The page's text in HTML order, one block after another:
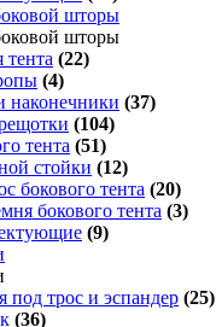
шторы
шторы
(22)
(4)
наконечники (37)
(104)
тента (51)
стойки (12)
бокового тента (20)
бокового тента (3)
(9)
под трос и эспандер (25)
(36)